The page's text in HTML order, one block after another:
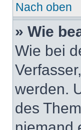
Nach oben
» Wie
Wie bei
werden.
des